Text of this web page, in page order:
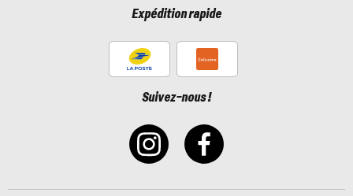
Expédition rapide
Suivez-nous !